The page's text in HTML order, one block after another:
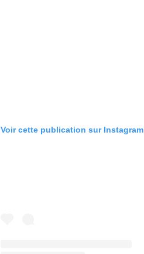
Voir cette publication sur Instagram